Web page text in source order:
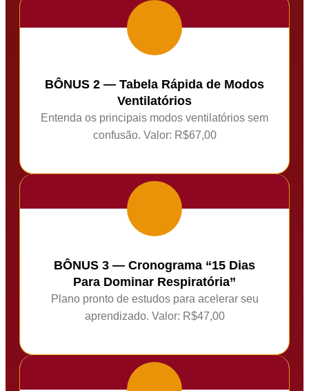
BÔNUS 2 — Tabela Rápida de Modos
Ventilatórios
Entenda os principais modos ventilatórios sem
confusão. Valor: R$67,00
BÔNUS 3 — Cronograma “15 Dias
Para Dominar Respiratória”
Plano pronto de estudos para acelerar seu
aprendizado. Valor: R$47,00